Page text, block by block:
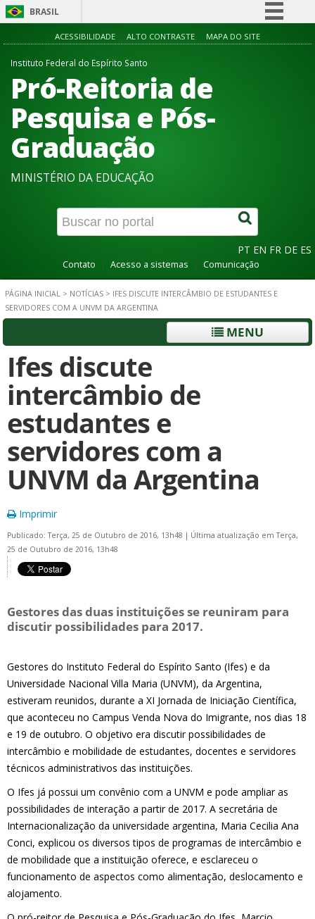
BRASIL
Simplifique!
Acesso à informação
Legislação
ACESSIBILIDADE ALTO CONTRASTE MAPA DO SITE
Instituto Federal do Espírito Santo
Pró-Reitoria de
Pesquisa e Pós-
Graduação
MINISTÉRIO DA EDUCAÇÃO
PT EN FR DE ES
Contato Acesso a sistemas Comunicação
PÁGINA INICIAL > NOTÍCIAS > IFES DISCUTE INTERCÂMBIO DE ESTUDANTES E
SERVIDORES COM A UNVM DA ARGENTINA
MENU
Ifes discute
intercâmbio de
estudantes e
servidores com a
UNVM da Argentina
Imprimir
Publicado: Terça, 25 de Outubro de 2016, 13h48 | Última atualização em Terça,
25 de Outubro de 2016, 13h48
Gestores das duas instituições se reuniram para
discutir possibilidades para 2017.
Gestores do Instituto Federal do Espírito Santo (Ifes) e da
Universidade Nacional Villa Maria (UNVM), da Argentina,
estiveram reunidos, durante a XI Jornada de Iniciação Científica,
que aconteceu no Campus Venda Nova do Imigrante, nos dias 18
e 19 de outubro. O objetivo era discutir possibilidades de
intercâmbio e mobilidade de estudantes, docentes e servidores
técnicos administrativos das instituições.
O Ifes já possui um convênio com a UNVM e pode ampliar as
possibilidades de interação a partir de 2017. A secretária de
Internacionalização da universidade argentina, Maria Cecilia Ana
Conci, explicou os diversos tipos de programas de intercâmbio e
de mobilidade que a instituição oferece, e esclareceu o
funcionamento de aspectos como alimentação, deslocamento e
alojamento.